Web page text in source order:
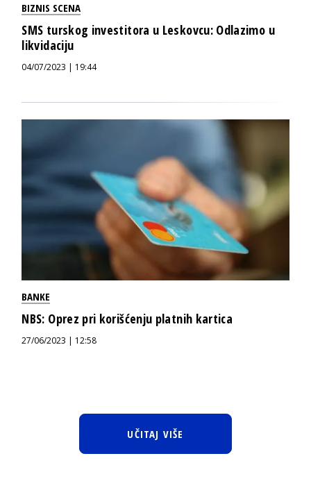
BIZNIS SCENA
SMS turskog investitora u Leskovcu: Odlazimo u
likvidaciju
04/07/2023 | 19:44
BANKE
NBS: Oprez pri korišćenju platnih kartica
27/06/2023 | 12:58
UČITAJ VIŠE